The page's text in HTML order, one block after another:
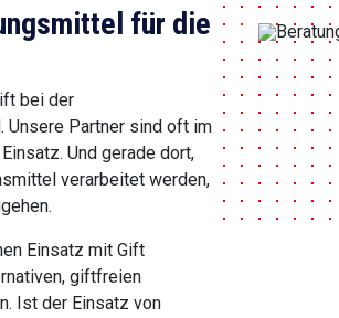
für die
bei der
Unsere Partner sind oft im
Und gerade dort,
verarbeitet werden,
Einsatz mit Gift
giftfreien
Ist der Einsatz von